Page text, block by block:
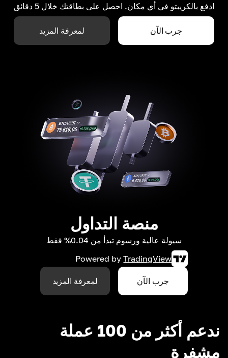
ادفع بالكريبتو في أي مكان. احصل على بطاقتك خلال 5 دقائق
جرب الآن لمعرفة المزيد
منصة التداول
سيولة عالية ورسوم تبدأ من 0.04% فقط
Powered by TradingView
جرب الآن لمعرفة المزيد
ندعم أكثر من 100 عملة
مشفرة